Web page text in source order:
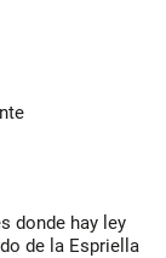
donde hay ley
de la Espriella